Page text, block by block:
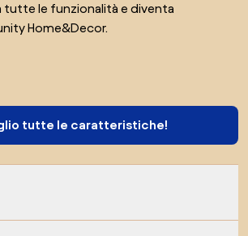
tutte le funzionalità e diventa
Home&Decor.
tutte le caratteristiche!